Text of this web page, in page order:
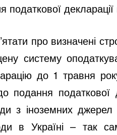
податкової
про визначені
систему
до 1 травня
подання
з іноземних джерел
в Україні – так